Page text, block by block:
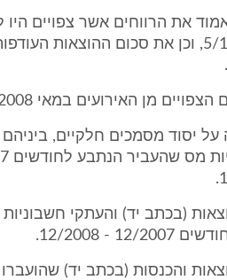
את הרווחים אשר צפויים
3/2008 - 5/12/2008, וכן את סכום
מן האירועים במאי 2008.
על יסוד מסמכים חלקיים,
(בכתב יד) והעתקי
- 12/2008.
והכנסות (בכתב יד)